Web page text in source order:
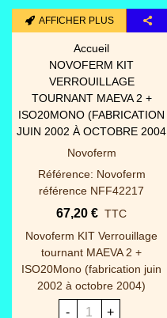
AFFICHER PLUS
Accueil
NOVOFERM KIT
VERROUILLAGE
TOURNANT MAEVA 2 +
ISO20MONO (FABRICATION
JUIN 2002 À OCTOBRE 2004
Novoferm
Référence: Novoferm
référence NFF42217
67,20 € TTC
Novoferm KIT Verrouillage
tournant MAEVA 2 +
ISO20Mono (fabrication juin
2002 à octobre 2004)
- +